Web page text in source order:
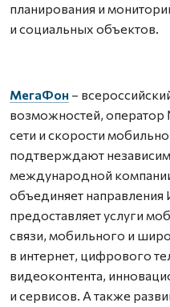
планирования и
и социальных объектов.
МегаФон –
возможностей,
сети и скорости
подтверждают
международной
объединяет
предоставляет услуги
связи, мобильного и
в интернет, цифрового
видеоконтента,
и сервисов. А также